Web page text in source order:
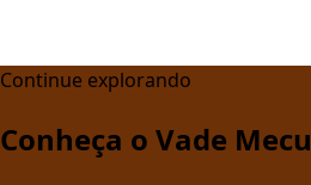
Continue explorando
Conheça o Vade